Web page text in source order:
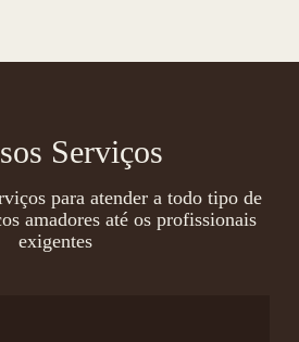
Serviços
para atender a todo tipo de
amadores até os profissionais
exigentes